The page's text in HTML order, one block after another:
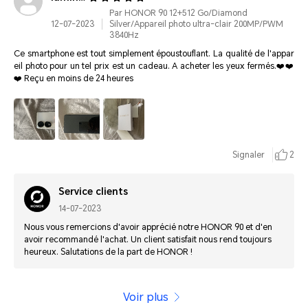
12-07-2023
Par HONOR 90 12+512 Go/Diamond
Silver/Appareil photo ultra-clair 200MP/PWM
3840Hz
Ce smartphone est tout simplement époustouflant. La qualité de l'appar
eil photo pour un tel prix est un cadeau. A acheter les yeux fermés.❤️❤️
❤️ Reçu en moins de 24 heures
Signaler 2
Service clients
14-07-2023
Nous vous remercions d'avoir apprécié notre HONOR 90 et d'en
avoir recommandé l'achat. Un client satisfait nous rend toujours
heureux. Salutations de la part de HONOR !
Voir plus